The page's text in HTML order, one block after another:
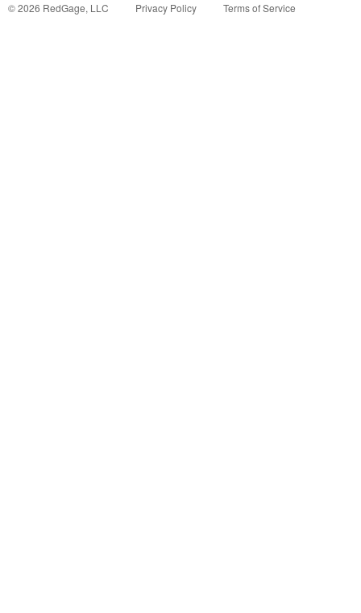
©2026 RedGage, LLC Privacy Policy Terms of Service